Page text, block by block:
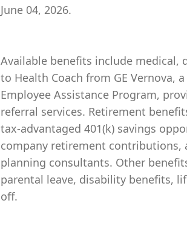
June 04, 2026.
Available benefits include medical,
to Health Coach from GE Vernova,
Employee Assistance Program,
referral services. Retirement
tax-advantaged 401(k) savings
company retirement contributions,
planning consultants. Other
parental leave, disability benefits,
off.